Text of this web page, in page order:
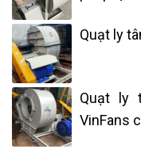
Quạt ly
Quạt ly
VinFans